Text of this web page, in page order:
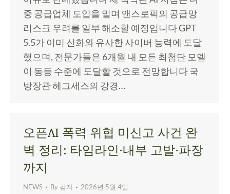
중 공급업체 도입을 밀며 앤스로픽의 공급망
리스크 우려를 일부 해소할 예정입니다 GPT
5.5가 이미 신화와 유사한 사이버 능력에 도달
했으며, 전문가들은 6개월 내 모든 최첨단 모델
이 동등 수준에 도달할 것으로 전망합니다 국
방장관 헤그세스의 강경…
오픈AI 폭력 위협 미신고 사건 완
벽 정리: 타임라인·내부 고발·파장
까지
NEWS By 감자 2026년 5월 4일